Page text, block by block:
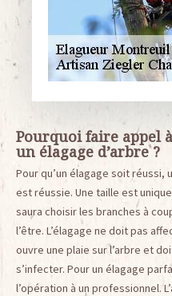
Pourquoi faire appel
un élagage d’arbre ?
Pour qu’un élagage soit réussi,
est réussie. Une taille est
saura choisir les branches à
l’être. L’élagage ne doit pas
ouvre une plaie sur l’arbre et
s’infecter. Pour un élagage
l’opération à un professionnel.